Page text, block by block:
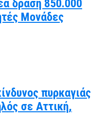
δράση 850.000
Μονάδες
πυρκαγιάς
σε Αττική,